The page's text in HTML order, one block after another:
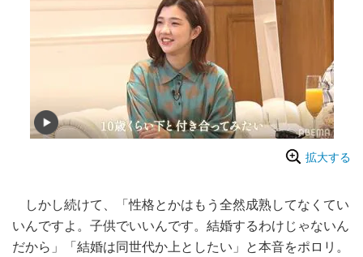
拡大する
しかし続けて、「性格とかはもう全然成熟してなくてい
いんですよ。子供でいいんです。結婚するわけじゃないん
だから」「結婚は同世代か上としたい」と本音をポロリ。